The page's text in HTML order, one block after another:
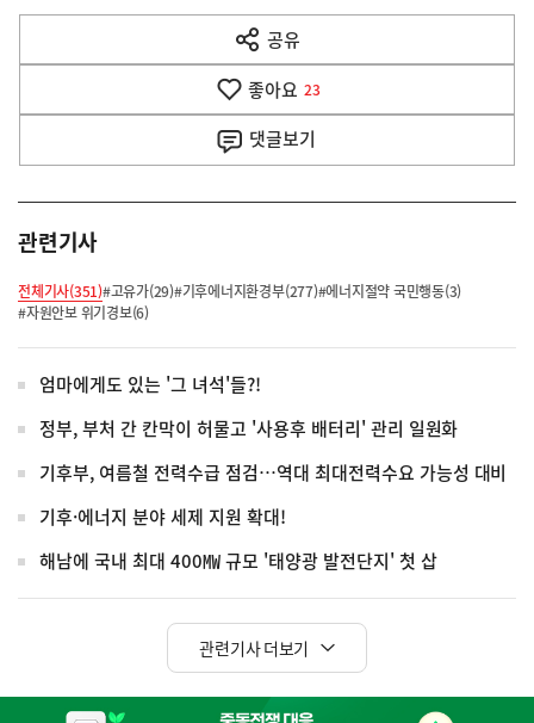
다
음
공유
열
기
좋아요 23
댓글보기
관련기사
전체기사(351)#고유가(29)#기후에너지환경부(277)#에너지절약 국민행동(3)
#자원안보 위기경보(6)
엄마에게도 있는 '그 녀석'들?!
정부, 부처 간 칸막이 허물고 '사용후 배터리' 관리 일원화
기후부, 여름철 전력수급 점검…역대 최대전력수요 가능성 대비
기후·에너지 분야 세제 지원 확대!
해남에 국내 최대 400㎿ 규모 '태양광 발전단지' 첫 삽
관련기사 더보기